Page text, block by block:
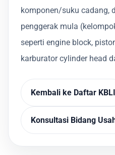
komponen/suku cadang,
penggerak mula
seperti engine block,
karburator cylinder head
Kembali ke Daftar KBLI
Konsultasi Bidang